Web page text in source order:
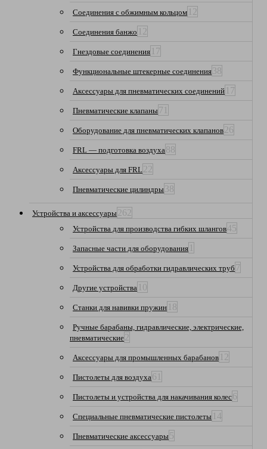
Соединения с обжимным кольцом 12
Соединения банжо 12
Гнездовые соединения 17
Функциональные штекерные соединения 38
Аксессуары для пневматических соединений 17
Пневматические клапаны71
Оборудование для пневматических клапанов26
FRL — подготовка воздуха88
Аксессуары для FRL 22
Пневматические цилиндры 38
Устройства и аксессуары262
Устройства для производства гибких шлангов45
Запасные части для оборудования 1
Устройства для обработки гидравлических труб 7
Другие устройства 10
Станки для навивки пружин 18
Ручные барабаны, гидравлические, электрические,
пневматические2
Аксессуары для промышленных барабанов 12
Пистолеты для воздуха61
Пистолеты и устройства для накачивания колес6
Специальные пневматические пистолеты 14
Пневматические аксессуары 5